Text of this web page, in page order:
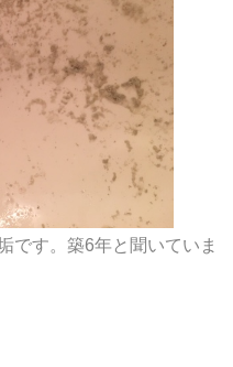
です。築6年と聞いていま